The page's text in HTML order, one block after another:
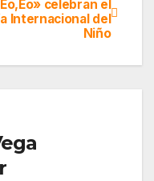
celebran el
Internacional del
Niño